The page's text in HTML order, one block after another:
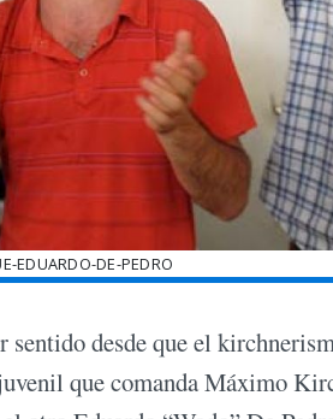
EDUARDO-DE-PEDRO
sentido desde que el
que comanda Máximo